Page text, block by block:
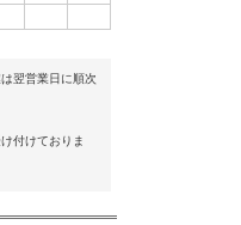
翌営業日に順次
付けておりま